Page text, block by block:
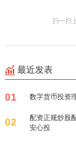
最近发表
01 数字货币投资
02
配资正规炒股
安心投